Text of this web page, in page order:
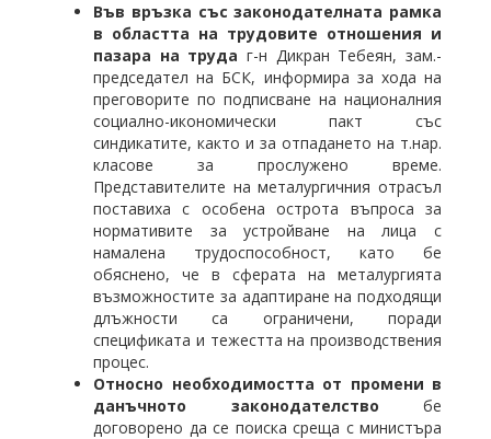
Във връзка със законодателната рамка
в областта на трудовите отношения и
пазара на труда г-н Дикран Тебеян, зам.-
председател на БСК, информира за хода на
преговорите по подписване на националния
социално-икономически пакт със
синдикатите, както и за отпадането на т.нар.
класове за прослужено време.
Представителите на металургичния отрасъл
поставиха с особена острота въпроса за
нормативите за устройване на лица с
намалена трудоспособност, като бе
обяснено, че в сферата на металургията
възможностите за адаптиране на подходящи
длъжности са ограничени, поради
спецификата и тежестта на производствения
процес.
Относно необходимостта от промени в
данъчното законодателство бе
договорено да се поиска среща с министъра